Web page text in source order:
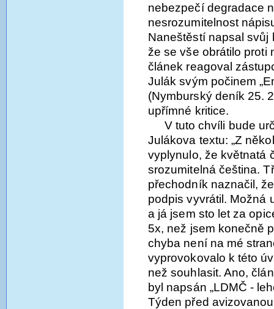
nebezpečí degradace
nesrozumitelnost
Naneštěstí napsal svůj
že se vše obrátilo proti
článek reagoval
Julák svým počinem
(Nymburský deník 25.
upřímné kritice.
V tuto chvíli bude
Julákova textu: „Z
vyplynulo, že květnatá
srozumitelná čeština.
přechodník naznačil,
podpis vyvrátil. Možná
a já jsem sto let za
5x, než jsem konečně
chyba není na mé
vyprovokovalo k této
než souhlasit. Ano,
byl napsán „LDMČ -
Týden před